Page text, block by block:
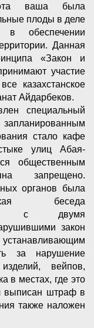
ваша была
плоды в деле
в обеспечении
Данная
«Закон и
участие
казахстанское
Айдарбеков.
специальный
запланированным
стало кафе
улиц Абая-
общественным
запрещено.
органов была
беседа
с двумя
закон
за нарушение
вейпов,
в местах, где это
выписан штраф в
также наложен